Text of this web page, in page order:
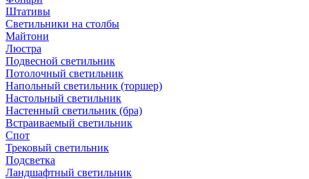
Штативы
Светильники на столбы
Майтони
Люстра
Подвесной светильник
Потолочный светильник
Напольный светильник (торшер)
Настольный светильник
Настенный светильник (бра)
Встраиваемый светильник
Спот
Трековый светильник
Подсветка
Ландшафтный светильник